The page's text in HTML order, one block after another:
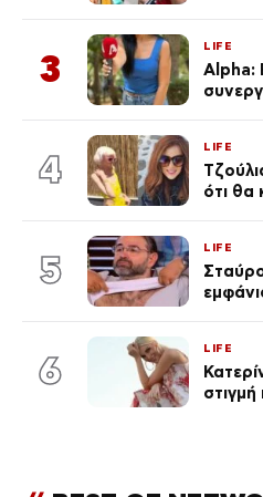
3
LIFE
Alpha:
του
4
LIFE
ότι θα
5
LIFE
6
LIFE